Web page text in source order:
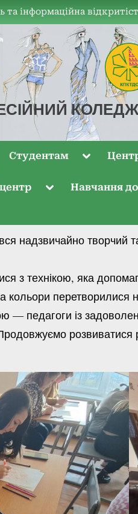
та інформаційна
Студентам
Навчання
надзвичайно творчий
технікою, яка
перетворилися
із
розвиватися